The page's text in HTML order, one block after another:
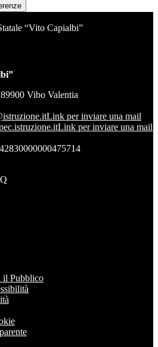
“Vito Capialbi”
Vibo Valentia
Link per inviare una mail
Link per inviare una mail
il Pubblico